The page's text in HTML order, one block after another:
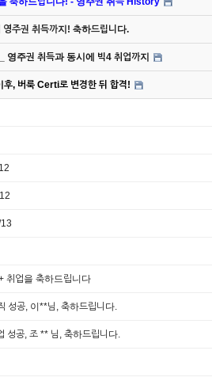
주권 취득까지! 축하드립니다.
주권 취득과 동시에 빅4 취업까지
후, 버룩 Certi로 변경한 뒤 합격!
취업을 축하드립니다
성공, 이**님, 축하드립니다.
성공, 조 ** 님, 축하드립니다.